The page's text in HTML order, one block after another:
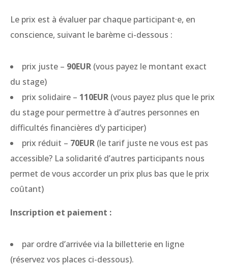
Le prix est à évaluer par chaque participant·e, en
conscience, suivant le barème ci-dessous :
prix juste – 90EUR (vous payez le montant exact
du stage)
prix solidaire – 110EUR (vous payez plus que le prix
du stage pour permettre à d’autres personnes en
difficultés financières d’y participer)
prix réduit – 70EUR (le tarif juste ne vous est pas
accessible? La solidarité d’autres participants nous
permet de vous accorder un prix plus bas que le prix
coûtant)
Inscription et paiement :
par ordre d’arrivée via la billetterie en ligne
(réservez vos places ci-dessous).